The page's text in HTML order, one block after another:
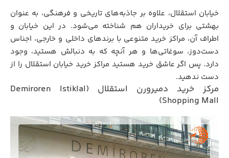
خیابان استقلال، علاوه بر جاذبه‌های تاریخی و فرهنگی، به عنوان
بهشتی برای خریداران هم شناخته می‌شود. در این خیابان و
اطراف آن، مراکز خرید متنوعی با برندهای داخلی و خارجی، اجناس
دست‌دوز، سوغاتی‌ها و هر آنچه که به دنبالش هستید، وجود
دارد. پس اگر عاشق خرید هستید مراکز خرید خیابان استقلال را از
دست ندهید.
مرکز خرید دمیرورن استقلال (Demiroren Istiklal
Shopping Mall)